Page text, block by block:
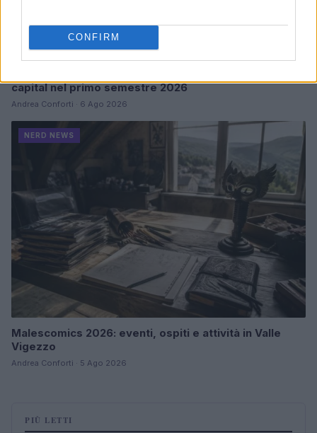
CONFIRM
capital nel primo semestre 2026
Andrea Conforti · 6 Ago 2026
NERD NEWS
Malescomics 2026: eventi, ospiti e attività in Valle
Vigezzo
Andrea Conforti · 5 Ago 2026
PIÙ LETTI